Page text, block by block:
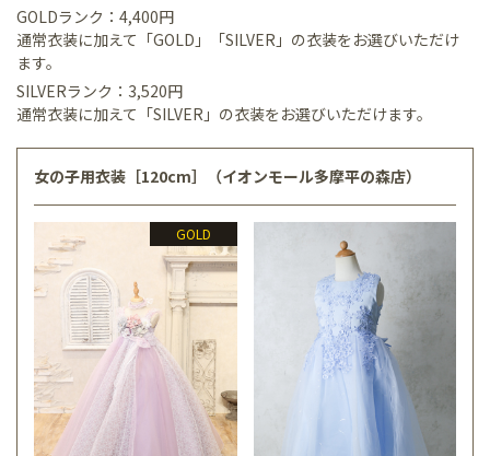
GOLDランク：4,400円
通常衣装に加えて「GOLD」「SILVER」の衣装をお選びいただけ
ます。
SILVERランク：3,520円
通常衣装に加えて「SILVER」の衣装をお選びいただけます。
女の子用衣装［120cm］（イオンモール多摩平の森店）
GOLD